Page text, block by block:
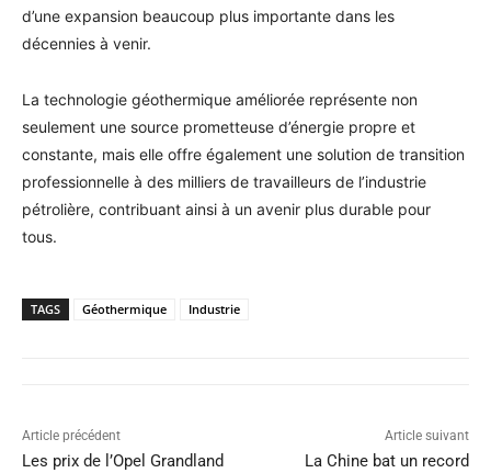
d’une expansion beaucoup plus importante dans les
décennies à venir.
La technologie géothermique améliorée représente non
seulement une source prometteuse d’énergie propre et
constante, mais elle offre également une solution de transition
professionnelle à des milliers de travailleurs de l’industrie
pétrolière, contribuant ainsi à un avenir plus durable pour
tous.
TAGS Géothermique Industrie
Article précédent
Les prix de l’Opel Grandland
Article suivant
La Chine bat un record